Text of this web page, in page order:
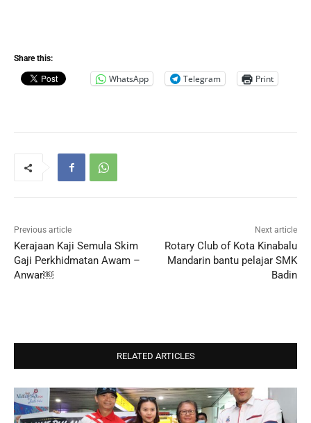
Share this:
WhatsApp Telegram Print
Previous article
Kerajaan Kaji Semula Skim
Gaji Perkhidmatan Awam –
Anwar￼
Next article
Rotary Club of Kota Kinabalu
Mandarin bantu pelajar SMK
Badin
RELATED ARTICLES